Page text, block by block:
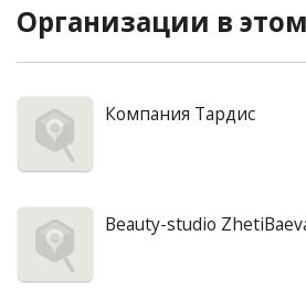
Организации в
Компания Тардис
Beauty-studio